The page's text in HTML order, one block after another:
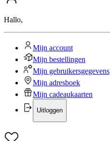
Hallo,
Mijn account
Mijn bestellingen
Mijn gebruikersgegevens
Mijn adresboek
Mijn cadeaukaarten
Uitloggen